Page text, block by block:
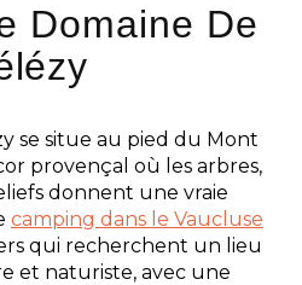
Domaine De
se situe au pied du Mont
provençal où les arbres,
donnent une vraie
camping dans le Vaucluse
qui recherchent un lieu
et naturiste, avec une